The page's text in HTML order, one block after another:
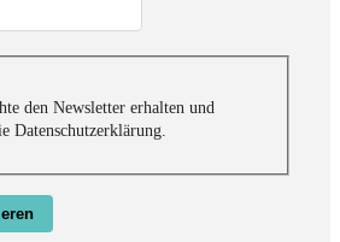
den Newsletter erhalten und
Datenschutzerklärung.